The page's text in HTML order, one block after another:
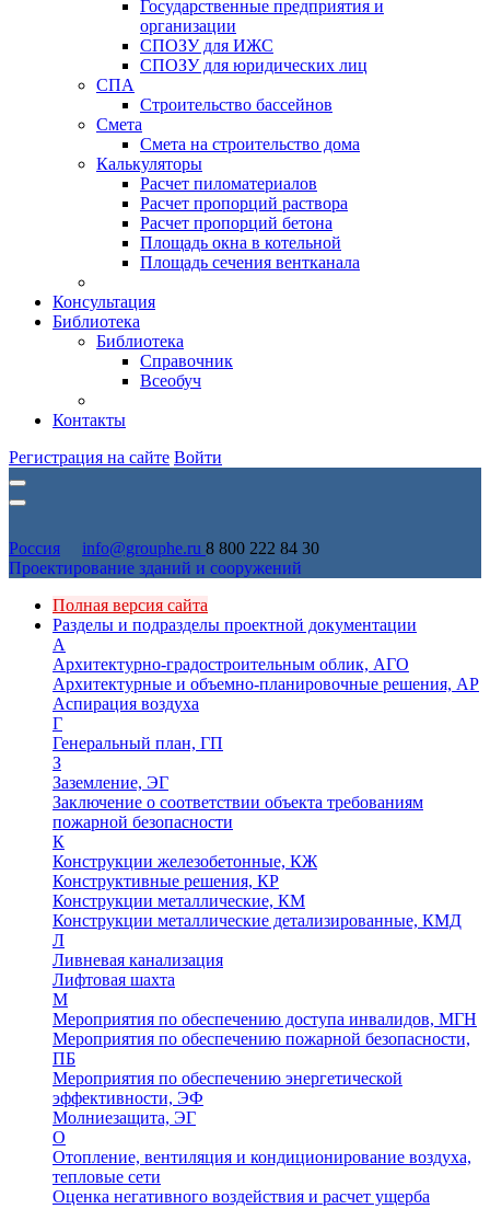
Государственные предприятия и
организации
СПОЗУ для ИЖС
СПОЗУ для юридических лиц
СПА
Строительство бассейнов
Смета
Смета на строительство дома
Калькуляторы
Расчет пиломатериалов
Расчет пропорций раствора
Расчет пропорций бетона
Площадь окна в котельной
Площадь сечения вентканала
Консультация
Библиотека
Библиотека
Справочник
Всеобуч
Контакты
Регистрация на сайте Войти
Россия info@grouphe.ru 8 800 222 84 30
Проектирование зданий и сооружений
Полная версия сайта
Разделы и подразделы проектной документации
А
Архитектурно-градостроительным облик, АГО
Архитектурные и объемно-планировочные решения, АР
Аспирация воздуха
Г
Генеральный план, ГП
З
Заземление, ЭГ
Заключение о соответствии объекта требованиям
пожарной безопасности
К
Конструкции железобетонные, КЖ
Конструктивные решения, КР
Конструкции металлические, КМ
Конструкции металлические детализированные, КМД
Л
Ливневая канализация
Лифтовая шахта
М
Мероприятия по обеспечению доступа инвалидов, МГН
Мероприятия по обеспечению пожарной безопасности,
ПБ
Мероприятия по обеспечению энергетической
эффективности, ЭФ
Молниезащита, ЭГ
О
Отопление, вентиляция и кондиционирование воздуха,
тепловые сети
Оценка негативного воздействия и расчет ущерба